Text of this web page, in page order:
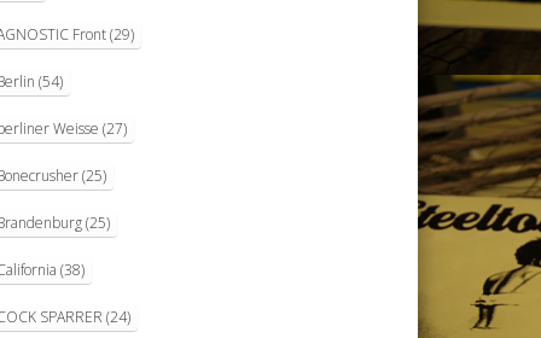
Front(29)
(54)
Weisse (27)
(25)
(25)
(38)
SPARRER (24)